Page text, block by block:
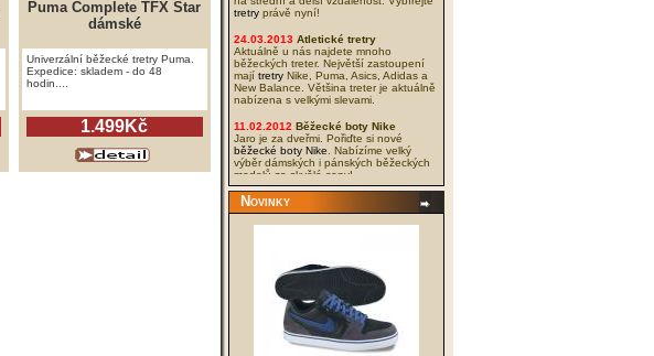
Puma Complete TFX Star
dámské
Univerzální běžecké tretry Puma.
Expedice: skladem - do 48
hodin....
1.499Kč
tretry právě nyní!
24.03.2013 Atletické tretry
Aktuálně u nás najdete mnoho
běžeckých treter. Největší zastoupení
mají tretry Nike, Puma, Asics, Adidas a
New Balance. Většina treter je aktuálně
nabízena s velkými slevami.
11.02.2012 Běžecké boty Nike
Jaro je za dveřmi. Pořiďte si nové
běžecké boty Nike . Nabízíme velký
výběr dámských i pánských běžeckých
modelů za skvělé ceny!
04.02.2012
NOVÁ KOLEKCE
I když to tak venku nevypadá, jaro se
2012. Tyto nové
kategoriivolný čas Nike
. Nabídka je
široká a ceny nízké, přejeme příjemné
vybírání.
03.12.2011
Krach cen sálové obuvi
Srazili jsme ceny vynikající sálové obuvi
Mizuno až na dno. Nakupujte právě teď,
Novinky